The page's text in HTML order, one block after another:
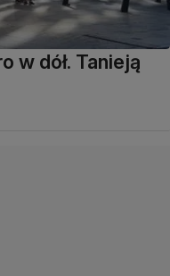
w dół. Tanieją